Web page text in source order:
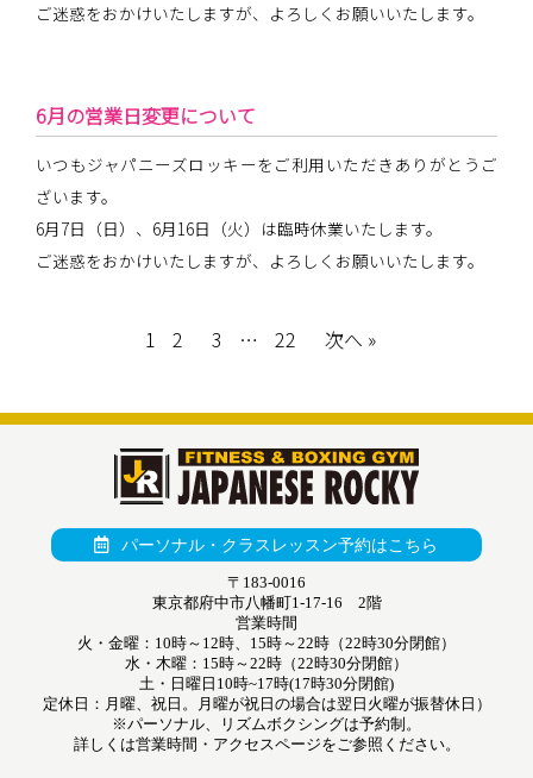
ご迷惑をおかけいたしますが、よろしくお願いいたします。
6月の営業日変更について
いつもジャパニーズロッキーをご利用いただきありがとうご
ざいます。
6月7日（日）、6月16日（火）は臨時休業いたします。
ご迷惑をおかけいたしますが、よろしくお願いいたします。
1 2 3 … 22 次へ »
パーソナル・クラスレッスン予約はこちら
〒183-0016
東京都府中市八幡町1-17-16 2階
営業時間
火・金曜：10時～12時、15時～22時（22時30分閉館）
水・木曜：15時～22時（22時30分閉館）
土・日曜日10時~17時(17時30分閉館)
定休日：月曜、祝日。月曜が祝日の場合は翌日火曜が振替休日）
※パーソナル、リズムボクシングは予約制。
詳しくは営業時間・アクセスページをご参照ください。